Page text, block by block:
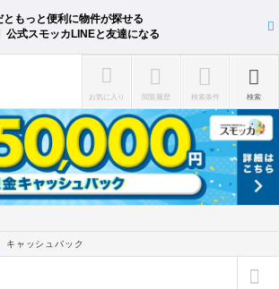
ともっと便利に物件が探せる
公式スモッカLINEと友達になる
お気に入り 閲覧履歴 検索条件 検索
キャッシュバック